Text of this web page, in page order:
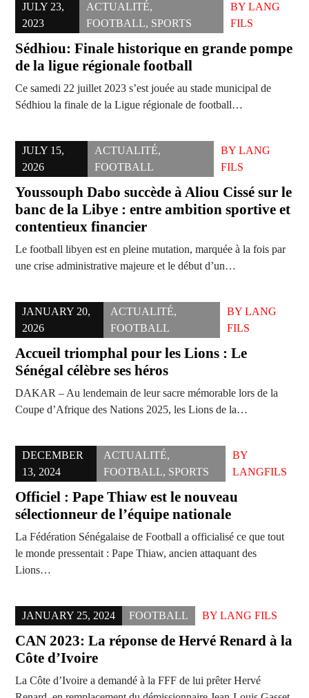
JULY 23,
2023
ACTUALITÉ,
FOOTBALL, SPORTS
BYLANG
FILS
Sédhiou: Finale historique en grande pompe
de la ligue régionale football
Ce samedi 22 juillet 2023 s’est jouée au stade municipal de
Sédhiou la finale de la Ligue régionale de football…
JULY 15,
2026
ACTUALITÉ,
FOOTBALL
BYLANG
FILS
Youssouph Dabo succède à Aliou Cissé sur le
banc de la Libye : entre ambition sportive et
contentieux financier
Le football libyen est en pleine mutation, marquée à la fois par
une crise administrative majeure et le début d’un…
JANUARY 20,
2026
ACTUALITÉ,
FOOTBALL
BY LANG
FILS
Accueil triomphal pour les Lions : Le
Sénégal célèbre ses héros
DAKAR – Au lendemain de leur sacre mémorable lors de la
Coupe d’Afrique des Nations 2025, les Lions de la…
DECEMBER
13, 2024
ACTUALITÉ,
FOOTBALL, SPORTS
BY
LANGFILS
Officiel : Pape Thiaw est le nouveau
sélectionneur de l’équipe nationale
La Fédération Sénégalaise de Football a officialisé ce que tout
le monde pressentait : Pape Thiaw, ancien attaquant des
Lions…
JANUARY 25, 2024 FOOTBALL BY LANG FILS
CAN 2023: La réponse de Hervé Renard à la
Côte d’Ivoire
La Côte d’Ivoire a demandé à la FFF de lui prêter Hervé